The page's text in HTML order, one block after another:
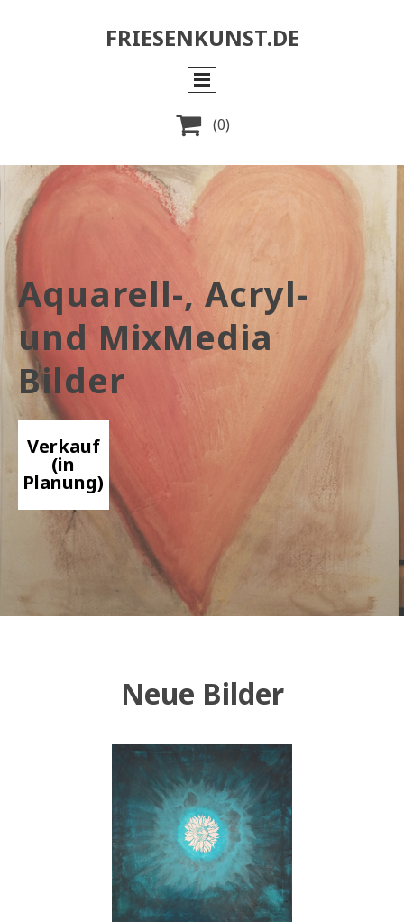
FRIESENKUNST.DE
 (0)
Aquarell-, Acryl-
und MixMedia
Bilder
Verkauf
(in
Planung)
Neue Bilder